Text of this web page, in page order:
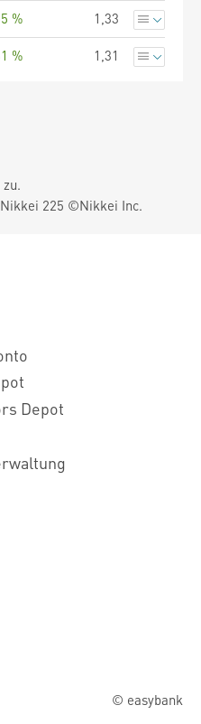
% 1,33
% 1,31
225 ©Nikkei Inc.
Depot
© easybank